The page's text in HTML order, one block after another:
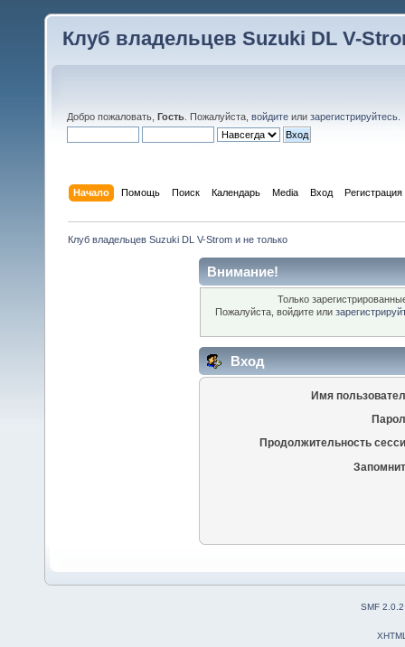
Клуб владельцев Suzuki DL V-
Добро пожаловать, Гость . Пожалуйста, войдите или зарегистрируйтесь
Начало Помощь Поиск Календарь Media Вход Регистрация
Клуб владельцев Suzuki DL V-Strom и не только
Внимание!
Только
Пожалуйста, войдите или
Вход
Имя
Продолжительность
SMF 2.0.2